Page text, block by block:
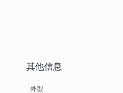
其他信息
外型